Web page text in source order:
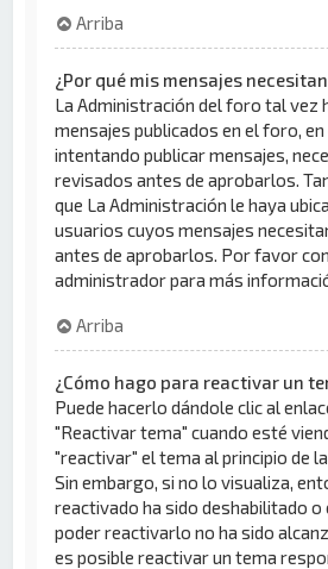
Arriba
¿Por qué mis mensajes
La Administración del foro tal vez
mensajes publicados en el foro,
intentando publicar mensajes,
revisados antes de aprobarlos.
que La Administración le haya
usuarios cuyos mensajes
antes de aprobarlos. Por favor
administrador para más
Arriba
¿Cómo hago para reactivar un
Puede hacerlo dándole clic al
"Reactivar tema" cuando esté
"reactivar" el tema al principio de
Sin embargo, si no lo visualiza,
reactivado ha sido deshabilitado o
poder reactivarlo no ha sido
es posible reactivar un tema